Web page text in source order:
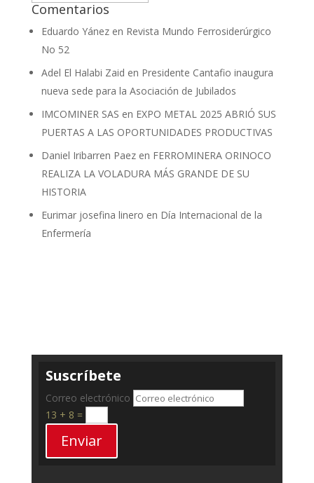
Comentarios
Eduardo Yánezen Revista Mundo Ferrosiderúrgico
No 52
Adel El Halabi Zaid en Presidente Cantafio inaugura
nueva sede para la Asociación de Jubilados
IMCOMINER SAS en EXPO METAL 2025 ABRIÓ SUS
PUERTAS A LAS OPORTUNIDADES PRODUCTIVAS
Daniel Iribarren Paezen FERROMINERA ORINOCO
REALIZA LA VOLADURA MÁS GRANDE DE SU
HISTORIA
Eurimar josefina linero en Día Internacional de la
Enfermería
Suscríbete
Correo electrónico
13 + 8 =
Enviar